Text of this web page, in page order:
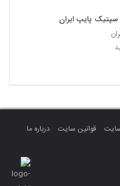
سپتیک پایپ ایران
قوانین سایت
درباره ما